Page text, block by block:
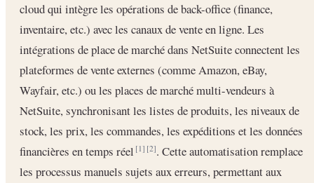
cloud qui intègre les opérations de back-office (finance,
inventaire, etc.) avec les canaux de vente en ligne. Les
intégrations de place de marché dans NetSuite connectent les
plateformes de vente externes (comme Amazon, eBay,
Wayfair, etc.) ou les places de marché multi-vendeurs à
NetSuite, synchronisant les listes de produits, les niveaux de
stock, les prix, les commandes, les expéditions et les données
financières en temps réel[1] [2]. Cette automatisation remplace
les processus manuels sujets aux erreurs, permettant aux